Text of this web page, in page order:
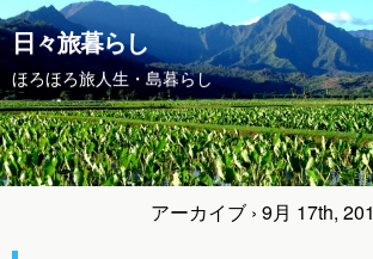
日々旅暮らし
ほろほろ旅人生・島暮らし
アーカイブ › 9月 17th,